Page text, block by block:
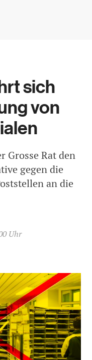
sich
von
Grosse Rat den
gegen die
an die
Uhr